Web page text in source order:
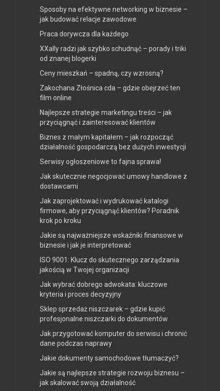
Sposoby na efektywne networking w biznesie –
jak budować relacje zawodowe
Praca dorywcza dla każdego
XXally radzi jak szybko schudnąć – porady i triki
od znanej blogerki
Ceny mieszkań – spadną, czy wzrosną?
Zakochana Złośnica cda – gdzie obejrzeć ten
film online
Najlepsze strategie marketingu treści – jak
przyciągnąć i zainteresować klientów
Biznes z małym kapitałem – jak rozpocząć
działalność gospodarczą bez dużych inwestycji
Serwisy ogłoszeniowe to fajna sprawa!
Jak skutecznie negocjować umowy handlowe z
dostawcami
Jak zaprojektować i wydrukować katalogi
firmowe, aby przyciągnąć klientów? Poradnik
krok po kroku
Jakie są najważniejsze wskaźniki finansowe w
biznesie i jak je interpretować
ISO 9001: Klucz do skutecznego zarządzania
jakością w Twojej organizacji
Jak wybrać dobrego adwokata: kluczowe
kryteria i proces decyzyjny
Sklep sprzedaż niszczarek – gdzie kupić
profesjonalne niszczarki do dokumentów
Jak przygotować komputer do serwisu i chronić
dane podczas naprawy
Jakie dokumenty samochodowe tłumaczyć?
Jakie są najlepsze strategie rozwoju biznesu –
jak skalować swoją działalność